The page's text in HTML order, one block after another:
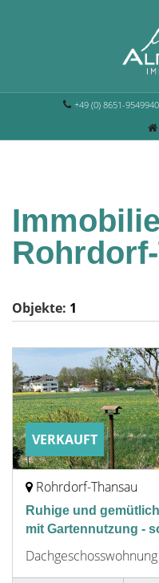
+49 (0) 8651-9549940
Objekte: 1
VERKAUFT
Rohrdorf-Thansau
Ruhige und
mit Gartennutzung -
Dachgeschosswohnung